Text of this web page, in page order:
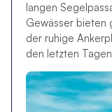
langen
Gewässer bieten
der ruhige
den letzten